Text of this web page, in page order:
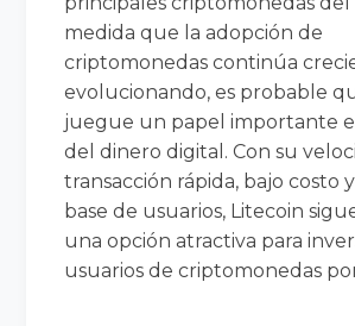
medida que la adopción de
criptomonedas continúa
evolucionando, es probable
juegue un papel importante
del dinero digital. Con su
transacción rápida, bajo costo
base de usuarios, Litecoin
una opción atractiva para
usuarios de criptomonedas